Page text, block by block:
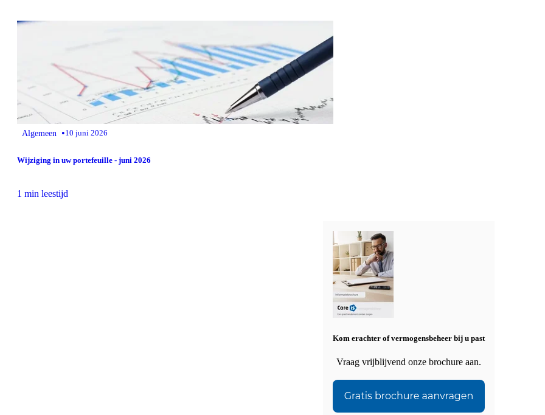
Algemeen •10 juni 2026
Wijziging in uw portefeuille - juni 2026
1 min leestijd
Kom erachter of vermogensbeheer bij u past
Vraag vrijblijvend onze brochure aan.